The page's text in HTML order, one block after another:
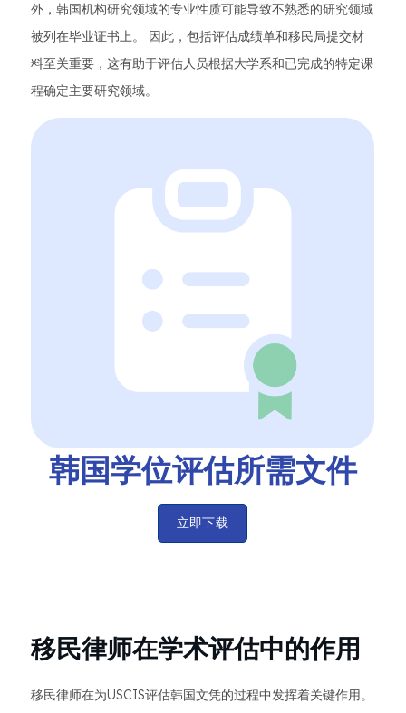
外，韩国机构研究领域的专业性质可能导致不熟悉的研究领域
被列在毕业证书上。 因此，包括评估成绩单和移民局提交材
料至关重要，这有助于评估人员根据大学系和已完成的特定课
程确定主要研究领域。
韩国学位评估所需文件
立即下载
移民律师在学术评估中的作用
移民律师在为USCIS评估韩国文凭的过程中发挥着关键作用。